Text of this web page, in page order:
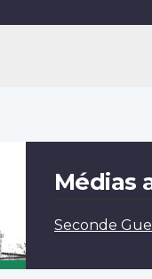
Médias
Seconde